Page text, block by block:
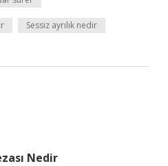
Sessiz ayrılık nedir
Nedir